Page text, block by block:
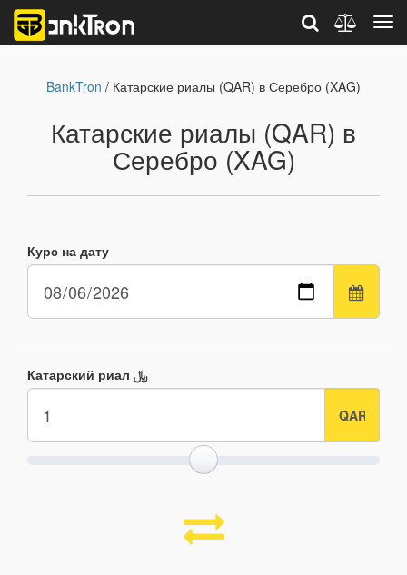
BankTron / Катарские риалы (QAR) в Серебро (XAG)
Катарские риалы (QAR) в
Серебро (XAG)
Курс на дату
Катарский риал ﷼